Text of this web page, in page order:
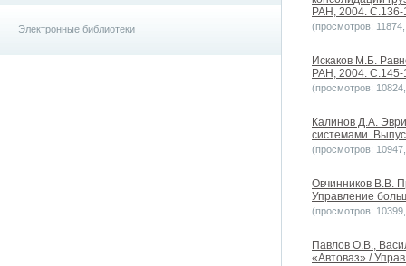
Электронные библиотеки
РАН, 2004. С.136-
(просмотров:
Искаков М.Б.
РАН, 2004. С.145-
(просмотров:
Калинов Д.А.
системами.
(просмотров:
Овчинников В.В.
Управление
(просмотров:
Павлов О.В.,
«Автоваз» /